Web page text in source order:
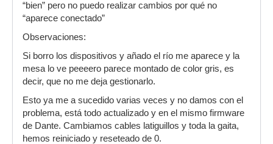
“bien” pero no puedo realizar cambios por qué no
“aparece conectado”
Observaciones:
Si borro los dispositivos y añado el río me aparece y la
mesa lo ve peeeero parece montado de color gris, es
decir, que no me deja gestionarlo.
Esto ya me a sucedido varias veces y no damos con el
problema, está todo actualizado y en el mismo firmware
de Dante. Cambiamos cables latiguillos y toda la gaita,
hemos reiniciado y reseteado de 0.